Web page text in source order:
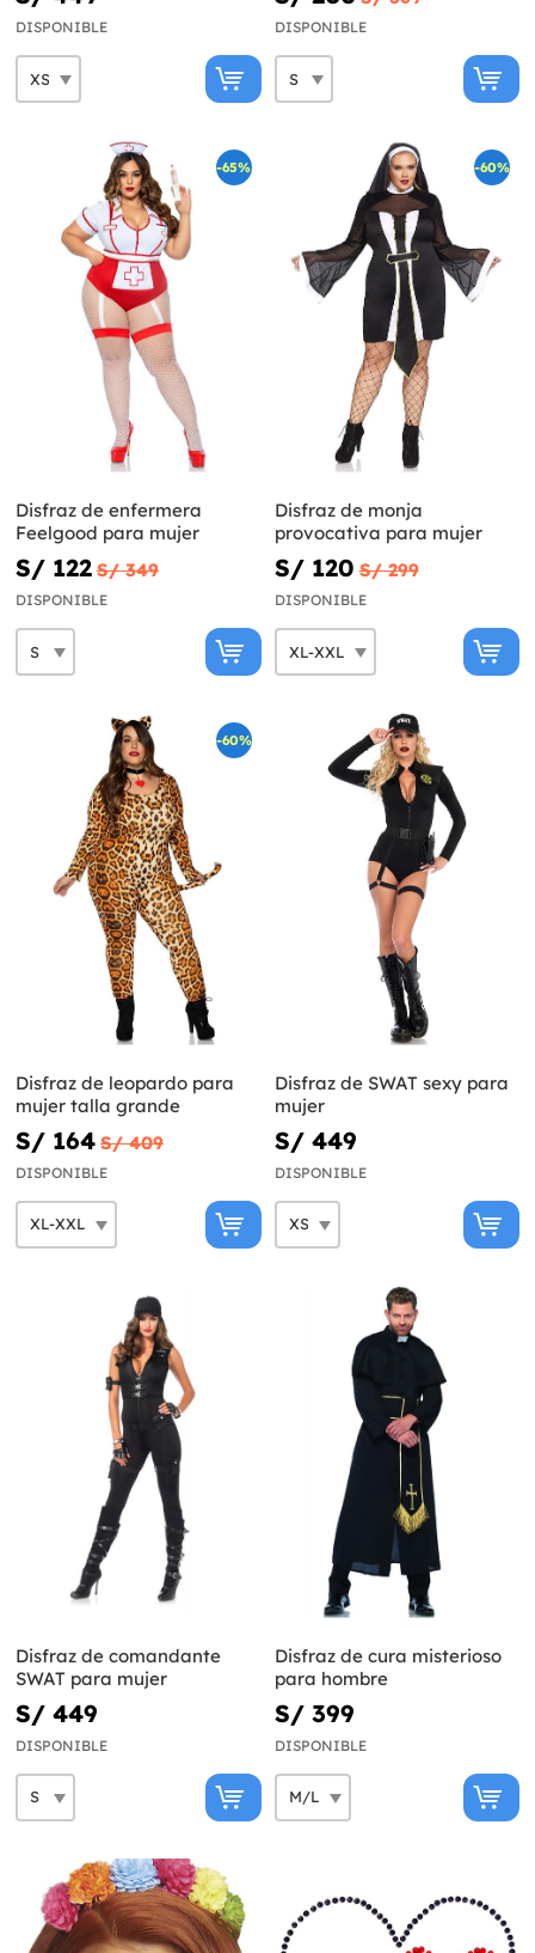
DISPONIBLE DISPONIBLE
-65%
Disfraz de enfermera
Feelgood para mujer
S/ 122 S/ 349
DISPONIBLE
-60%
Disfraz de monja
provocativa para mujer
S/ 120 S/ 299
DISPONIBLE
-60%
Disfraz de leopardo para
mujer talla grande
S/ 164 S/ 409
DISPONIBLE
Disfraz de SWAT sexy para
mujer
S/ 449
DISPONIBLE
Disfraz de comandante
SWAT para mujer
S/ 449
DISPONIBLE
Disfraz de cura misterioso
para hombre
S/ 399
DISPONIBLE